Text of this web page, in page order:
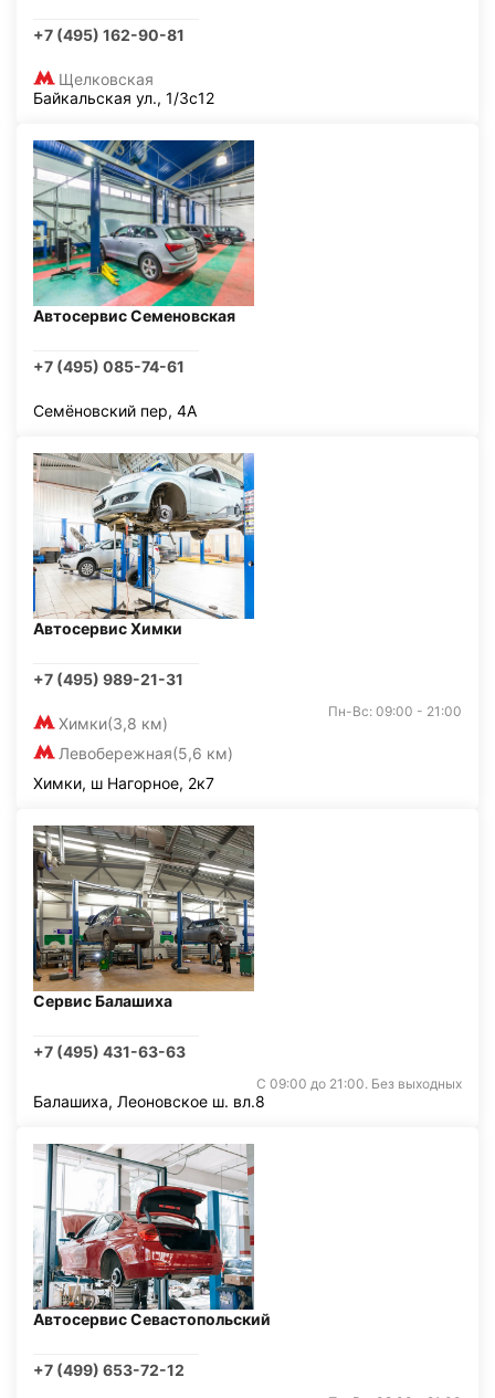
+7 (495) 162-90-81
Щелковская
Байкальская ул., 1/3с12
Автосервис Семеновская
+7 (495) 085-74-61
Семёновский пер, 4А
Автосервис Химки
+7 (495) 989-21-31
Химки(3,8 км)
Левобережная(5,6 км)
Пн-Вс: 09:00 - 21:00
Химки, ш Нагорное, 2к7
Сервис Балашиха
+7 (495) 431-63-63
С 09:00 до 21:00. Без выходных
Балашиха, Леоновское ш. вл.8
Автосервис Севастопольский
+7 (499) 653-72-12